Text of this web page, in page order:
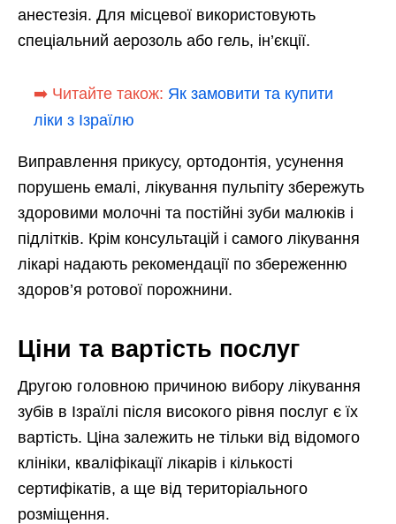
анестезія. Для місцевої використовують
спеціальний аерозоль або гель, ін’єкції.
➡️ Читайте також: Як замовити та купити
ліки з Ізраїлю
Виправлення прикусу, ортодонтія, усунення
порушень емалі, лікування пульпіту збережуть
здоровими молочні та постійні зуби малюків і
підлітків. Крім консультацій і самого лікування
лікарі надають рекомендації по збереженню
здоров’я ротової порожнини.
Ціни та вартість послуг
Другою головною причиною вибору лікування
зубів в Ізраїлі після високого рівня послуг є їх
вартість. Ціна залежить не тільки від відомого
клініки, кваліфікації лікарів і кількості
сертифікатів, а ще від територіального
розміщення.